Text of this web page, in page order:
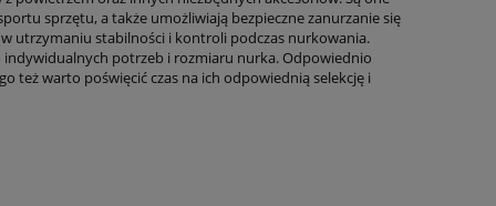
sprzętu, a także umożliwiają bezpieczne zanurzanie się
utrzymaniu stabilności i kontroli podczas nurkowania.
indywidualnych potrzeb i rozmiaru nurka. Odpowiednio
też warto poświęcić czas na ich odpowiednią selekcję i